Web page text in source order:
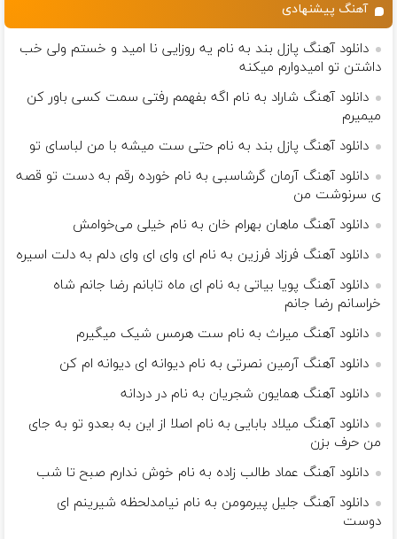
آهنگ پیشنهادی
دانلود آهنگ پازل بند به نام یه روزایی نا امید و خستم ولی خب
داشتن تو امیدوارم میکنه
دانلود آهنگ شاراد به نام اگه بفهمم رفتی سمت کسی باور کن
میمیرم
دانلود آهنگ پازل بند به نام حتی ست میشه با من لباسای تو
دانلود آهنگ آرمان گرشاسبی به نام خورده رقم به دست تو قصه
ی سرنوشت من
دانلود آهنگ ماهان بهرام خان به نام خیلی می‌خوامش
دانلود آهنگ فرزاد فرزین به نام ای وای ای وای دلم به دلت اسیره
دانلود آهنگ پویا بیاتی به نام ای ماه تابانم رضا جانم شاه
خراسانم رضا جانم
دانلود آهنگ میراث به نام ست هرمس شیک میگیرم
دانلود آهنگ آرمین نصرتی به نام دیوانه ای دیوانه ام کن
دانلود آهنگ همایون شجریان به نام در دردانه
دانلود آهنگ میلاد بابایی به نام اصلا از این به بعدو تو به جای
من حرف بزن
دانلود آهنگ عماد طالب زاده به نام خوش ندارم صبح تا شب
دانلود آهنگ جلیل پیرمومن به نام نیامدلحظه شیرینم ای
دوست